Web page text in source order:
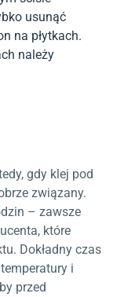
usunąć
na płytkach.
należy
gdy klej pod
związany.
– zawsze
które
Dokładny czas
i
przed